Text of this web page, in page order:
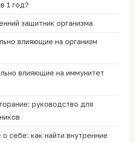
1 год?
защитник организма
влияющие на организм
влияющие на иммунитет
руководство для
себе: как найти внутренние